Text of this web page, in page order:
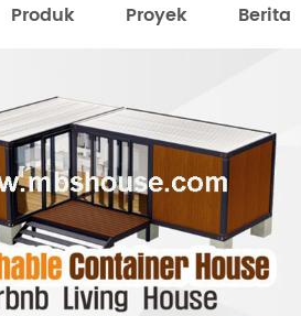
Produk Proyek Berita